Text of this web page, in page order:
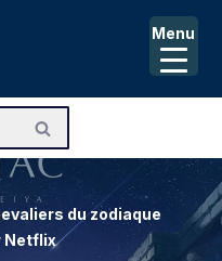
du zodiaque
Netflix
Menu